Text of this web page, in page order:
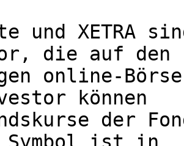
und XETRA
die auf den
online-
können
der